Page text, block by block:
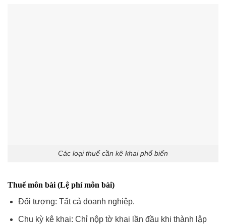
Các loại thuế cần kê khai phổ biến
Thuế môn bài (Lệ phí môn bài)
Đối tượng: Tất cả doanh nghiệp.
Chu kỳ kê khai: Chỉ nộp tờ khai lần đầu khi thành lập